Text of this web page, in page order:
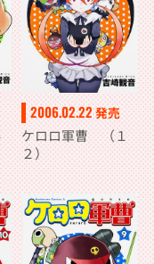
2006.02.22 発売
ケロロ軍曹 （１
２）